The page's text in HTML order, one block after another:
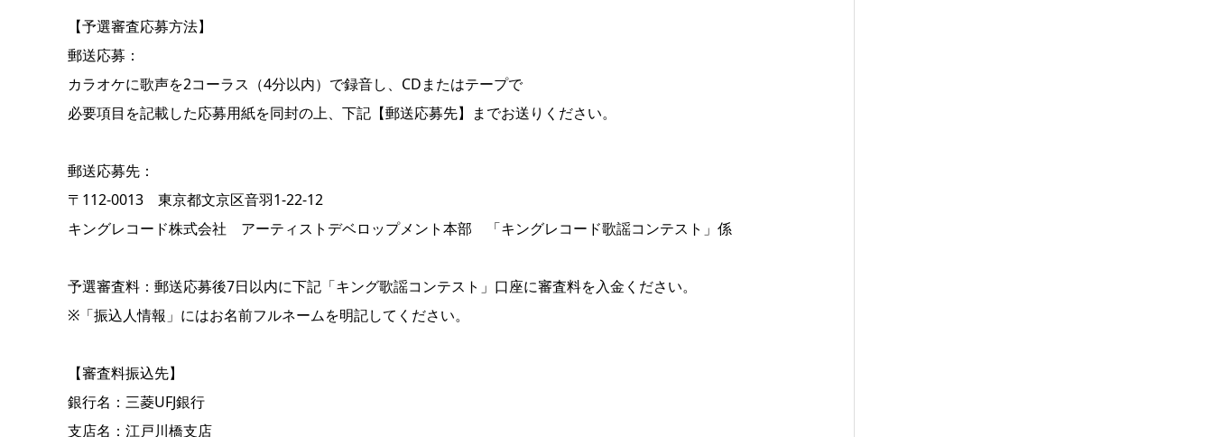
【予選審査応募方法】
郵送応募：
カラオケに歌声を2コーラス（4分以内）で録音し、CDまたはテープで
必要項目を記載した応募用紙を同封の上、下記【郵送応募先】までお送りください。
郵送応募先：
〒112-0013 東京都文京区音羽1-22-12
キングレコード株式会社 アーティストデベロップメント本部 「キングレコード歌謡コンテスト」係
予選審査料：郵送応募後7日以内に下記「キング歌謡コンテスト」口座に審査料を入金ください。
※「振込人情報」にはお名前フルネームを明記してください。
【審査料振込先】
銀行名：三菱UFJ銀行
支店名：江戸川橋支店